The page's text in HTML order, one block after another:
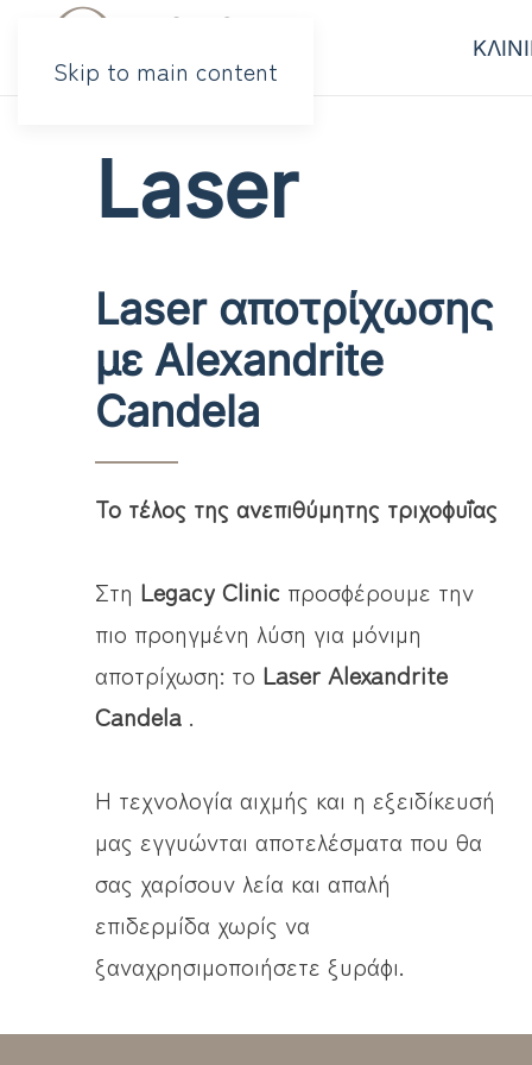
Skip to main content
Laser
Laser αποτρίχωσης
με Alexandrite
Candela
Το τέλος της ανεπιθύμητης τριχοφυΐας
Στη Legacy Clinic προσφέρουμε την
πιο προηγμένη λύση για μόνιμη
αποτρίχωση: το Laser Alexandrite
Candela .
Η τεχνολογία αιχμής και η εξειδίκευσή
μας εγγυώνται αποτελέσματα που θα
σας χαρίσουν λεία και απαλή
επιδερμίδα χωρίς να
ξαναχρησιμοποιήσετε ξυράφι.